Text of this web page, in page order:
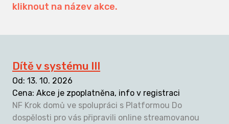
kliknout na název akce.
Dítě v systému III
Od: 13. 10. 2026
Cena: Akce je zpoplatněna, info v registraci
NF Krok domů ve spolupráci s Platformou Do
dospělosti pro vás připravili online streamovanou